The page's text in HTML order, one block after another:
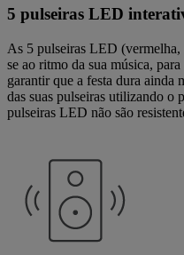
5 pulseiras LED
As 5 pulseiras LED
se ao ritmo da sua música,
garantir que a festa dura ainda
das suas pulseiras utilizando
pulseiras LED não são